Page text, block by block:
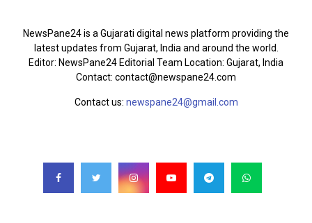
NewsPane24 is a Gujarati digital news platform providing the
latest updates from Gujarat, India and around the world.
Editor: NewsPane24 Editorial Team Location: Gujarat, India
Contact: contact@newspane24.com
Contact us: newspane24@gmail.com